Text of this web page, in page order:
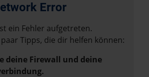
Error
ein Fehler aufgetreten.
Tipps, die dir helfen können:
deine Firewall und deine